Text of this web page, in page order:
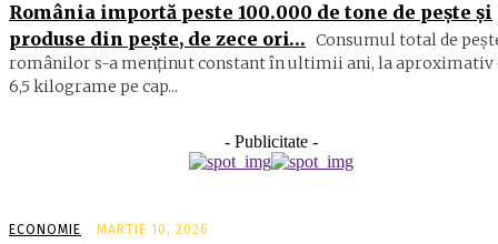
România importă peste 100.000 de tone de peşte şi
produse din peşte, de zece ori… Consumul total de
ro­mâ­nilor s-a menţinut constant în ul­timii ani, la aproximativ
6,5 ki­lograme pe cap...
- Publicitate -
ECONOMIE MARTIE 10, 2026